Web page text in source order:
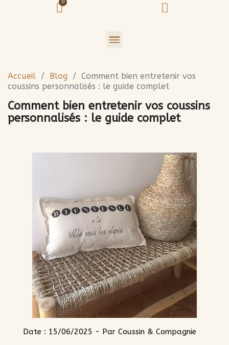
Accueil Blog
Comment bien entretenir vos
coussins personnalisés : le guide complet
Comment bien entretenir vos coussins
personnalisés : le guide complet
Date : 15/06/2025 - Par Coussin & Compagnie